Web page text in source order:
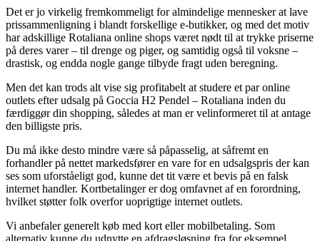
Det er jo virkelig fremkommeligt for almindelige mennesker at lave
prissammenligning i blandt forskellige e-butikker, og med det motiv
har adskillige Rotaliana online shops været nødt til at trykke priserne
på deres varer – til drenge og piger, og samtidig også til voksne –
drastisk, og endda nogle gange tilbyde fragt uden beregning.
Men det kan trods alt vise sig profitabelt at studere et par online
outlets efter udsalg på Goccia H2 Pendel – Rotaliana inden du
færdiggør din shopping, således at man er velinformeret til at antage
den billigste pris.
Du må ikke desto mindre være så påpasselig, at såfremt en
forhandler på nettet markedsfører en vare for en udsalgspris der kan
ses som uforståeligt god, kunne det tit være et bevis på en falsk
internet handler. Kortbetalinger er dog omfavnet af en forordning,
hvilket støtter folk overfor uoprigtige internet outlets.
Vi anbefaler generelt køb med kort eller mobilbetaling. Som
alternativ kunne du udnytte en afdragsløsning fra for eksempel